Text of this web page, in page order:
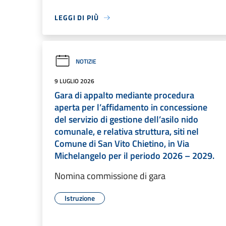
LEGGI DI PIÙ
NOTIZIE
9 LUGLIO 2026
Gara di appalto mediante procedura
aperta per l’affidamento in concessione
del servizio di gestione dell’asilo nido
comunale, e relativa struttura, siti nel
Comune di San Vito Chietino, in Via
Michelangelo per il periodo 2026 – 2029.
Nomina commissione di gara
Istruzione